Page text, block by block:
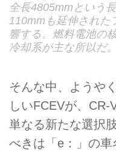
全長4805mmという
110mmも延伸された
響する。燃料電池の
冷却系が主な所以だ。
そんな中、ようや
しいFCEVが、CR-
単なる新たな選択
べきは「e：」の